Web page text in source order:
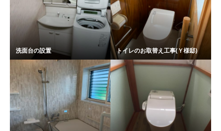
洗面台の設置 トイレのお取替え工事(Ｙ様邸)